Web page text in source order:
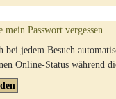
mein Passwort vergessen
bei jedem Besuch
Online-Status während